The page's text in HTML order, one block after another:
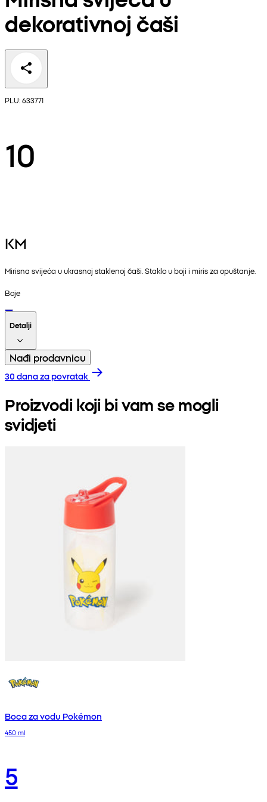
dekorativnoj čaši
PLU: 633771
10
KM
Mirisna svijeća u ukrasnoj staklenoj čaši. Staklo u boji i miris za opuštanje.
Boje
Detalji
Nađi prodavnicu
30 dana za povratak
Proizvodi koji bi vam se mogli
svidjeti
Boca za vodu Pokémon
450 ml
5